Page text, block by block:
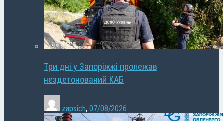
Три дні у Запоріжжі пролежав
нездетонований КАБ
zapsich, 07/08/2026